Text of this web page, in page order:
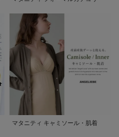
マタニティ キャミソール・肌着